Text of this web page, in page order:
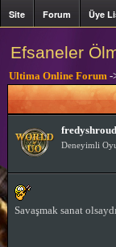
Site Forum Üye
Efsaneler
Ultima Online Forum-
fredyshroud
Deneyimli
Savaşmak sanat